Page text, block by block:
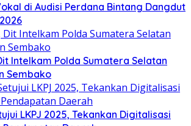
di Audisi Perdana Bintang Dangdut
Intelkam Polda Sumatera Selatan
Sembako
LKPJ 2025, Tekankan Digitalisasi